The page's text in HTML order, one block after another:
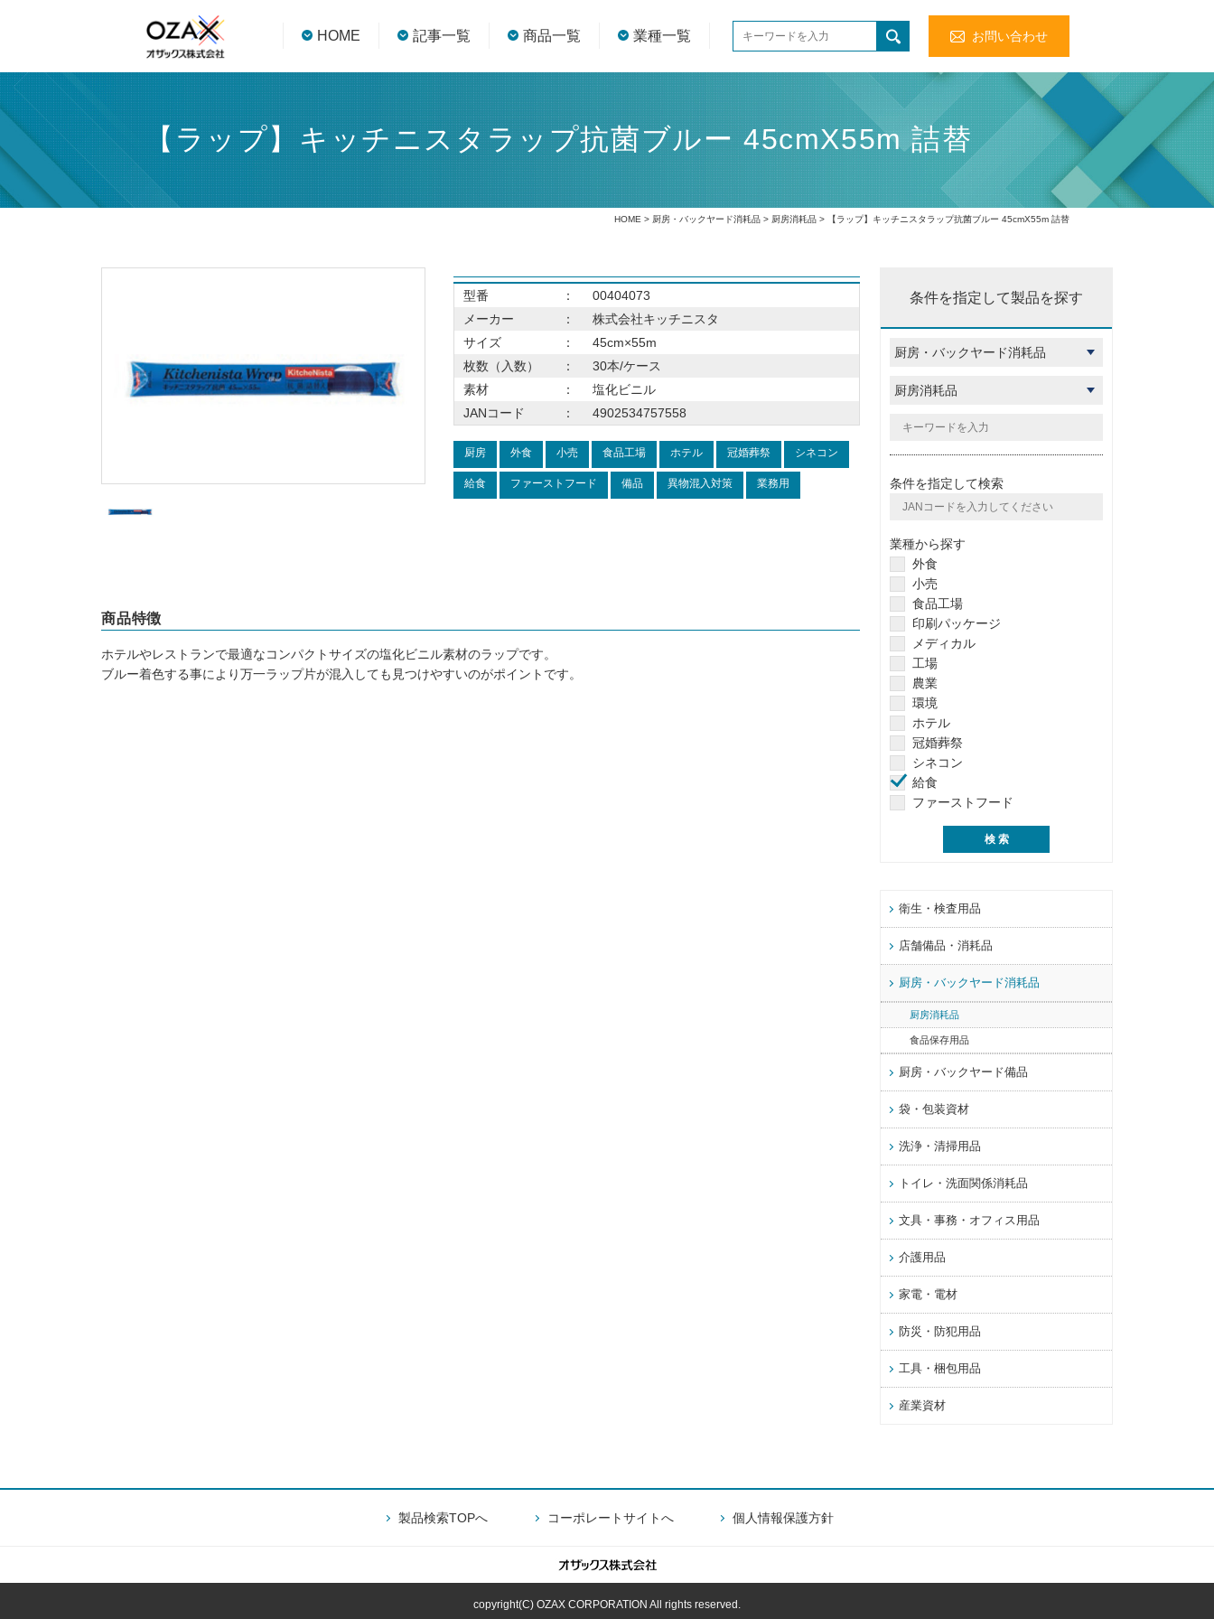
HOME 記事一覧 商品一覧 業種一覧 お問い合わせ
【ラップ】キッチニスタラップ抗菌ブルー 45cmX55m 詰替
HOME > 厨房・バックヤード消耗品 > 厨房消耗品 > 【ラップ】キッチニスタラップ抗菌ブルー 45cmX55m 詰替
型番 ：
00404073
メーカー
：
株式会社キッチニスタ
サイズ
：
45cm×55m
枚数（入数）
：
30本/ケース
素材
：
塩化ビニル
JANコード
： 4902534757558
厨房 外食 小売 食品工場 ホテル 冠婚葬祭 シネコン
給食 ファーストフード 備品 異物混入対策 業務用
商品特徴
ホテルやレストランで最適なコンパクトサイズの塩化ビニル素材のラップです。
ブルー着色する事により万一ラップ片が混入しても見つけやすいのがポイントです。
条件を指定して製品を探す
条件を指定して検索
業種から探す
外食
小売
食品工場
印刷パッケージ
メディカル
工場
農業
環境
ホテル
冠婚葬祭
シネコン
給食
ファーストフード
衛生・検査用品
店舗備品・消耗品
厨房・バックヤード消耗品
厨房消耗品
食品保存用品
厨房・バックヤード備品
袋・包装資材
洗浄・清掃用品
トイレ・洗面関係消耗品
文具・事務・オフィス用品
介護用品
家電・電材
防災・防犯用品
工具・梱包用品
産業資材
製品検索TOPへ コーポレートサイトへ 個人情報保護方針
copyright(C) OZAX CORPORATION All rights reserved.